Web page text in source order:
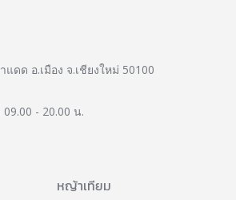
แดด อ.เมือง จ.เชียงใหม่ 50100
- 20.00 น.
หญ้าเทียม